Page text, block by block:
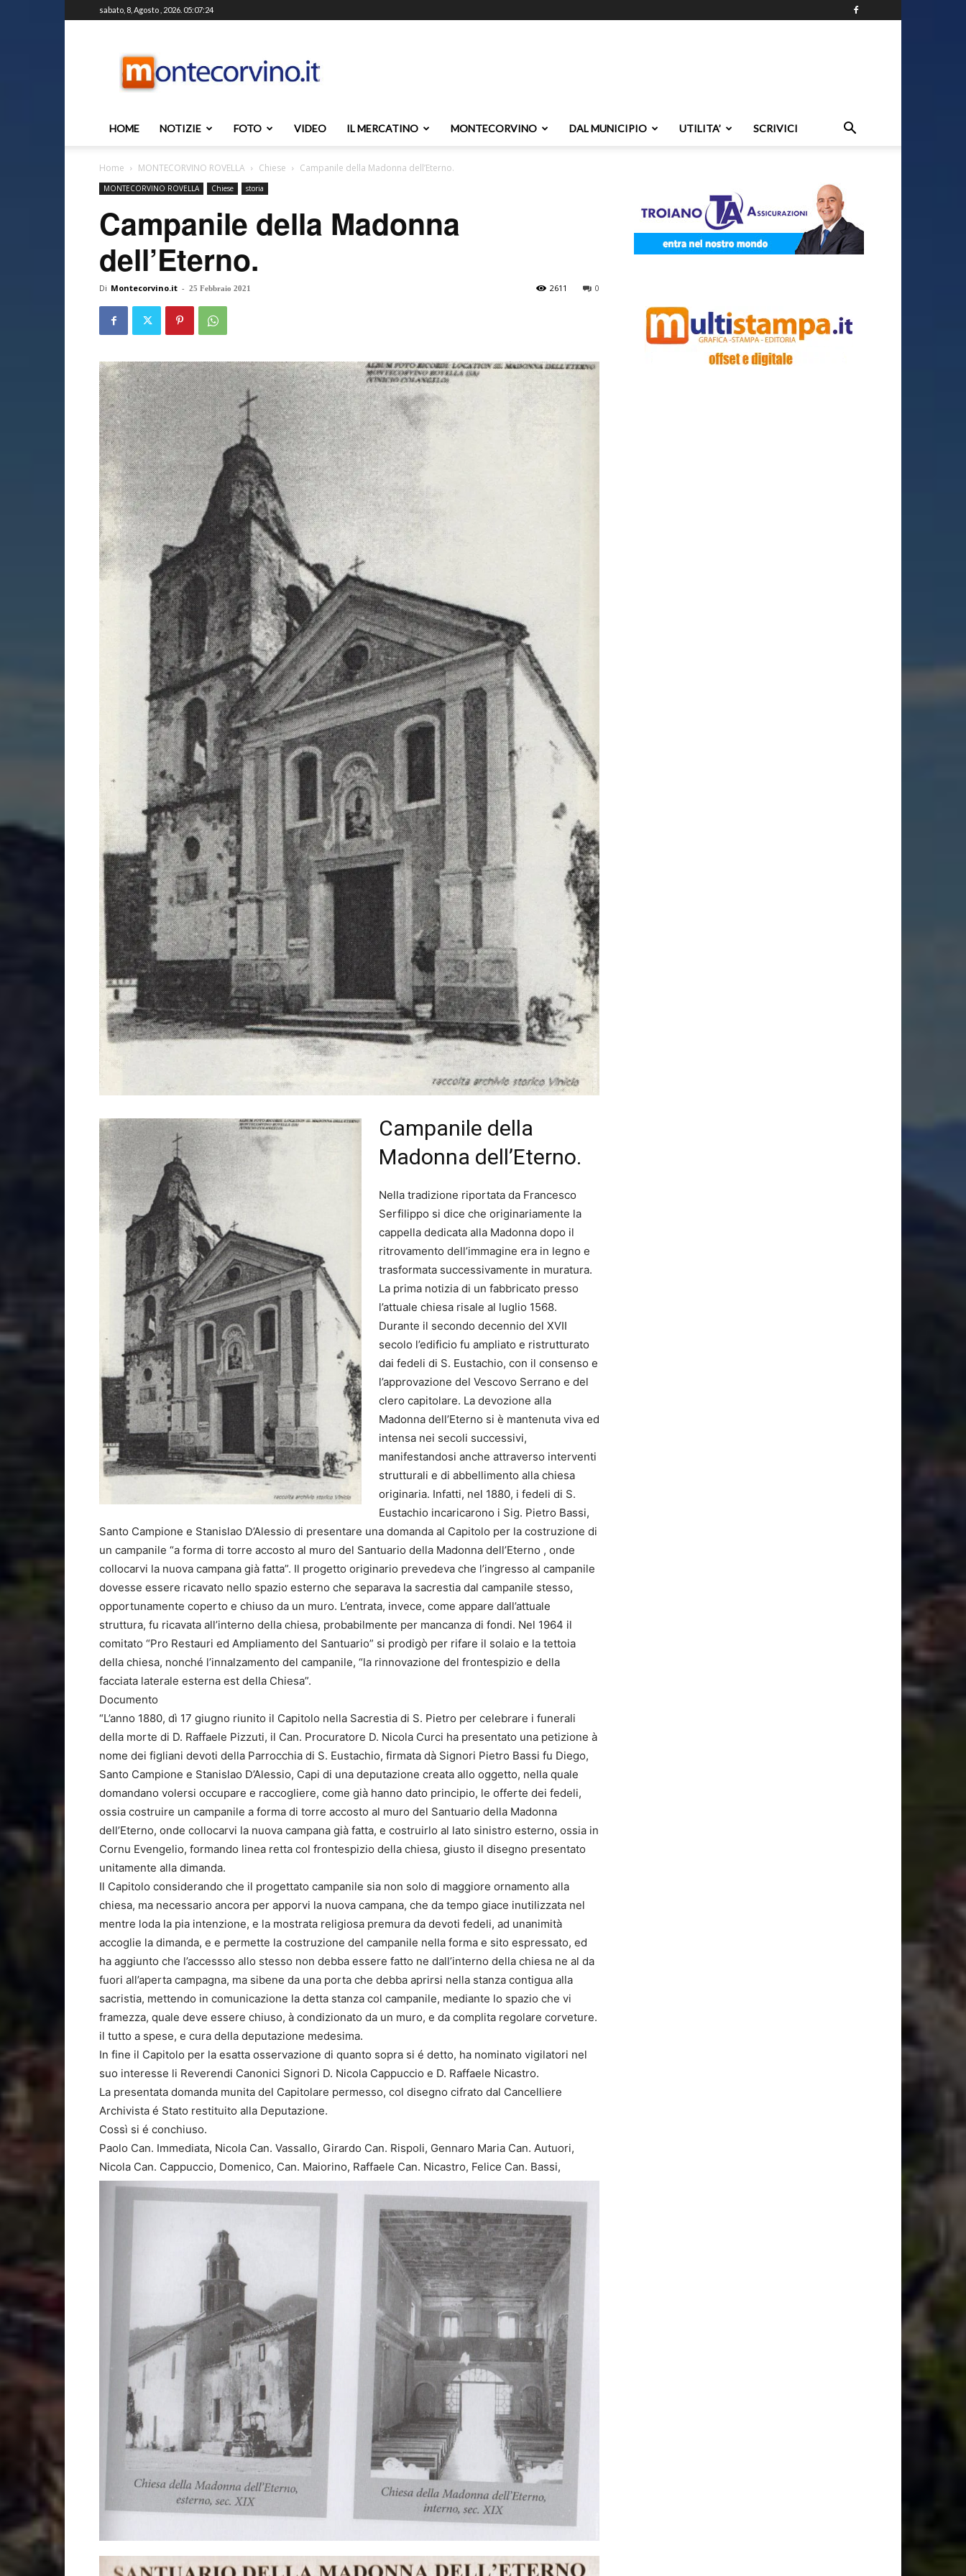
sabato, 8, Agosto , 2026. 05:07:24
HOME NOTIZIE FOTO VIDEO IL MERCATINO MONTECORVINO DAL MUNICIPIO UTILITA’ SCRIVICI
Home MONTECORVINO ROVELLA Chiese Campanile della Madonna dell’Eterno.
MONTECORVINO ROVELLA Chiese storia
Campanile della Madonna
dell’Eterno.
Di Montecorvino.it - 25 Febbraio 2021 0
2611
Campanile della
Madonna dell’Eterno.
Nella tradizione riportata da Francesco
Serfilippo si dice che originariamente la
cappella dedicata alla Madonna dopo il
ritrovamento dell’immagine era in legno e
trasformata successivamente in muratura.
La prima notizia di un fabbricato presso
l’attuale chiesa risale al luglio 1568.
Durante il secondo decennio del XVII
secolo l’edificio fu ampliato e ristrutturato
dai fedeli di S. Eustachio, con il consenso e
l’approvazione del Vescovo Serrano e del
clero capitolare. La devozione alla
Madonna dell’Eterno si è mantenuta viva ed
intensa nei secoli successivi,
manifestandosi anche attraverso interventi
strutturali e di abbellimento alla chiesa
originaria. Infatti, nel 1880, i fedeli di S.
Eustachio incaricarono i Sig. Pietro Bassi,
Santo Campione e Stanislao D’Alessio di presentare una domanda al Capitolo per la costruzione di
un campanile “a forma di torre accosto al muro del Santuario della Madonna dell’Eterno , onde
collocarvi la nuova campana già fatta”. Il progetto originario prevedeva che l’ingresso al campanile
dovesse essere ricavato nello spazio esterno che separava la sacrestia dal campanile stesso,
opportunamente coperto e chiuso da un muro. L’entrata, invece, come appare dall’attuale
struttura, fu ricavata all’interno della chiesa, probabilmente per mancanza di fondi. Nel 1964 il
comitato “Pro Restauri ed Ampliamento del Santuario” si prodigò per rifare il solaio e la tettoia
della chiesa, nonché l’innalzamento del campanile, “la rinnovazione del frontespizio e della
facciata laterale esterna est della Chiesa”.
Documento
“L’anno 1880, dì 17 giugno riunito il Capitolo nella Sacrestia di S. Pietro per celebrare i funerali
della morte di D. Raffaele Pizzuti, il Can. Procuratore D. Nicola Curci ha presentato una petizione à
nome dei figliani devoti della Parrocchia di S. Eustachio, firmata dà Signori Pietro Bassi fu Diego,
Santo Campione e Stanislao D’Alessio, Capi di una deputazione creata allo oggetto, nella quale
domandano volersi occupare e raccogliere, come già hanno dato principio, le offerte dei fedeli,
ossia costruire un campanile a forma di torre accosto al muro del Santuario della Madonna
dell’Eterno, onde collocarvi la nuova campana già fatta, e costruirlo al lato sinistro esterno, ossia in
Cornu Evengelio, formando linea retta col frontespizio della chiesa, giusto il disegno presentato
unitamente alla dimanda.
Il Capitolo considerando che il progettato campanile sia non solo di maggiore ornamento alla
chiesa, ma necessario ancora per apporvi la nuova campana, che da tempo giace inutilizzata nel
mentre loda la pia intenzione, e la mostrata religiosa premura da devoti fedeli, ad unanimità
accoglie la dimanda, e e permette la costruzione del campanile nella forma e sito espressato, ed
ha aggiunto che l’accessso allo stesso non debba essere fatto ne dall’interno della chiesa ne al da
fuori all’aperta campagna, ma sibene da una porta che debba aprirsi nella stanza contigua alla
sacristia, mettendo in comunicazione la detta stanza col campanile, mediante lo spazio che vi
framezza, quale deve essere chiuso, à condizionato da un muro, e da complita regolare corveture.
il tutto a spese, e cura della deputazione medesima.
In fine il Capitolo per la esatta osservazione di quanto sopra si é detto, ha nominato vigilatori nel
suo interesse li Reverendi Canonici Signori D. Nicola Cappuccio e D. Raffaele Nicastro.
La presentata domanda munita del Capitolare permesso, col disegno cifrato dal Cancelliere
Archivista é Stato restituito alla Deputazione.
Cossì si é conchiuso.
Paolo Can. Immediata, Nicola Can. Vassallo, Girardo Can. Rispoli, Gennaro Maria Can. Autuori,
Nicola Can. Cappuccio, Domenico, Can. Maiorino, Raffaele Can. Nicastro, Felice Can. Bassi,